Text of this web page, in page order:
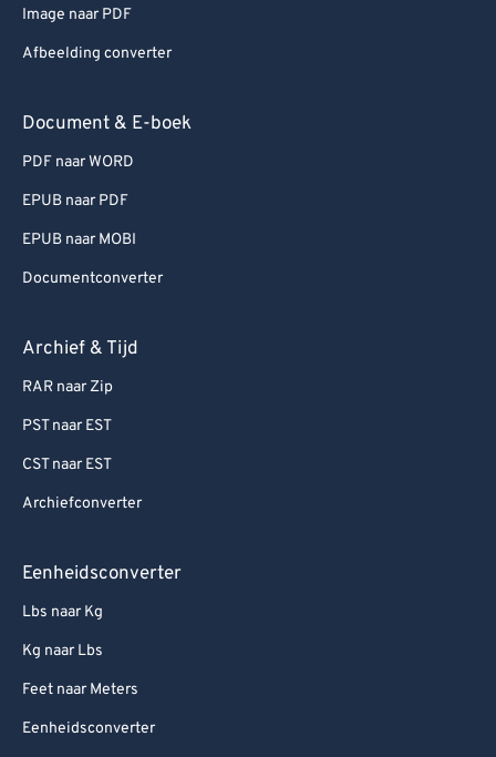
Image naar PDF
Afbeelding converter
Document & E-boek
PDF naar WORD
EPUB naar PDF
EPUB naar MOBI
Documentconverter
Archief & Tijd
RAR naar Zip
PST naar EST
CST naar EST
Archiefconverter
Eenheidsconverter
Lbs naar Kg
Kg naar Lbs
Feet naar Meters
Eenheidsconverter